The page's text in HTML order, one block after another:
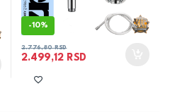
-10%
2.499,12 RSD
2.776,80RSD